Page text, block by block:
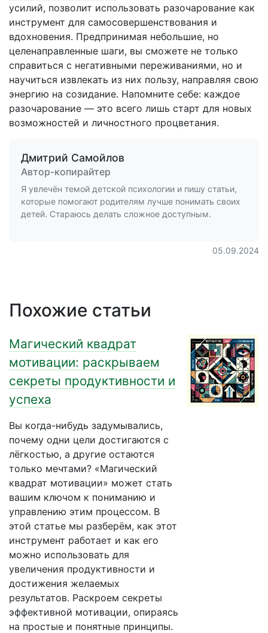
усилий, позволит использовать разочарование как
инструмент для самосовершенствования и
вдохновения. Предпринимая небольшие, но
целенаправленные шаги, вы сможете не только
справиться с негативными переживаниями, но и
научиться извлекать из них пользу, направляя свою
энергию на созидание. Напомните себе: каждое
разочарование — это всего лишь старт для новых
возможностей и личностного процветания.
Дмитрий Самойлов
Автор-копирайтер
Я увлечён темой детской психологии и пишу статьи,
которые помогают родителям лучше понимать своих
детей. Стараюсь делать сложное доступным.
05.09.2024
Похожие статьи
Магический квадрат
мотивации: раскрываем
секреты продуктивности и
успеха
Вы когда-нибудь задумывались,
почему одни цели достигаются с
лёгкостью, а другие остаются
только мечтами? «Магический
квадрат мотивации» может стать
вашим ключом к пониманию и
управлению этим процессом. В
этой статье мы разберём, как этот
инструмент работает и как его
можно использовать для
увеличения продуктивности и
достижения желаемых
результатов. Раскроем секреты
эффективной мотивации, опираясь
на простые и понятные принципы.